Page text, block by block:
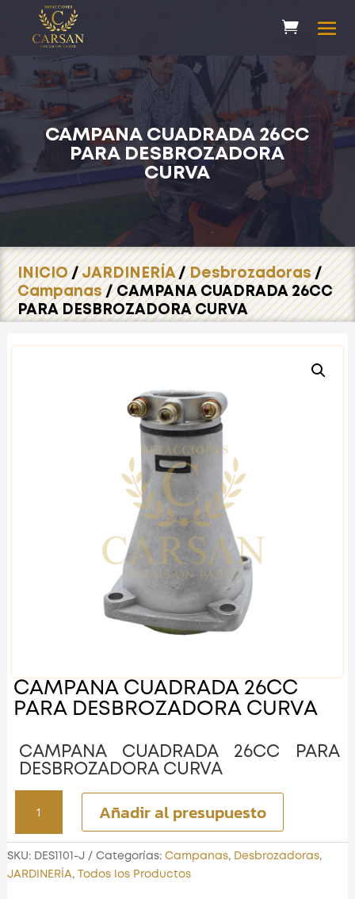
CAMPANA CUADRADA 26CC
PARA DESBROZADORA
CURVA
INICIO/JARDINERÍA/Desbrozadoras/
Campanas/ CAMPANA CUADRADA 26CC
PARA DESBROZADORA CURVA
CAMPANA CUADRADA 26CC
PARA DESBROZADORA CURVA
CAMPANA CUADRADA 26CC PARA
DESBROZADORA CURVA
CUADRADA
26CC
PARA
DESBROZADORA
Añadir al presupuesto
SKU: DES1101-J Categorías: Campanas, Desbrozadoras,
JARDINERÍA, Todos los Productos